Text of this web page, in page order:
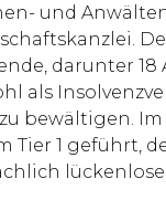
und
darunter
als
bewältigen.
Tier 1 geführt,